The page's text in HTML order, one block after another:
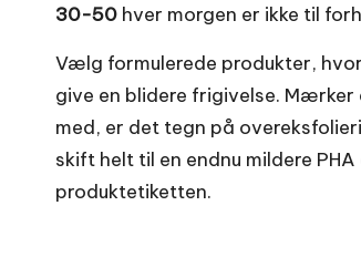
30-50 hver morgen er ikke til
Vælg formulerede produkter,
give en blidere frigivelse.
med, er det tegn på
skift helt til en endnu mildere
produktetiketten.